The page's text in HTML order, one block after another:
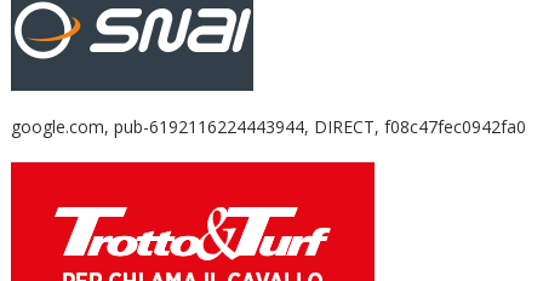
google.com, pub-6192116224443944, DIRECT, f08c47fec0942fa0